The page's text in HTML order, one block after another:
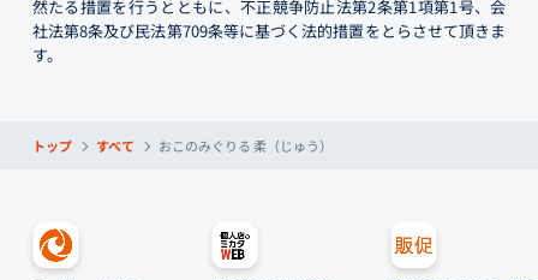
然たる措置を行うとともに、不正競争防止法第2条第1項第1号、会
社法第8条及び民法第709条等に基づく法的措置をとらさせて頂きま
す。
トップ すべて おこのみぐりる 柔（じゅう）